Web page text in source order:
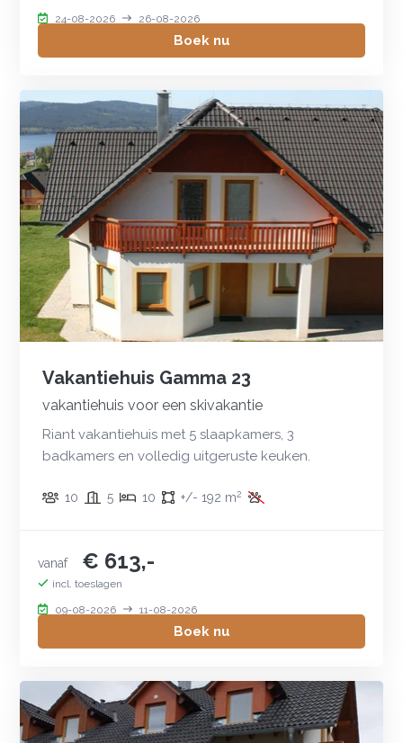
24-08-2026 26-08-2026
Boek nu
Vakantiehuis Gamma 23
vakantiehuis voor een skivakantie
Riant vakantiehuis met 5 slaapkamers, 3
badkamers en volledig uitgeruste keuken.
10 5 10 +/- 192 m2
vanaf € 613,-
incl. toeslagen
09-08-2026 11-08-2026
Boek nu